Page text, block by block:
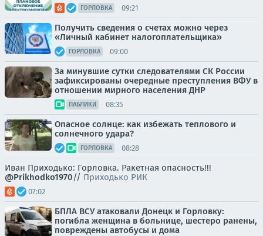
ГОРЛОВКА 09:21
Получить сведения о счетах можно через
«Личный кабинет налогоплательщика»
ГОРЛОВКА 09:00
За минувшие сутки следователями СК России
зафиксированы очередные преступления ВФУ в
отношении мирного населения ДНР
ПАБЛИКИ 08:35
Опасное солнце: как избежать теплового и
солнечного удара?
ГОРЛОВКА 08:28
Иван Приходько: Горловка. Ракетная опасность!!!
@Prikhodko1970// Приходько РИК
07:02
БПЛА ВСУ атаковали Донецк и Горловку:
погибла женщина в больнице, шестеро ранены,
повреждены автобусы и дома